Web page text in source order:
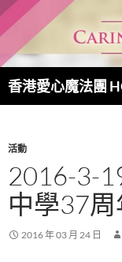
跳
至
要
內
容
搜
尋
活動
2016-3-
中學37
2016 年 03 月 24 日